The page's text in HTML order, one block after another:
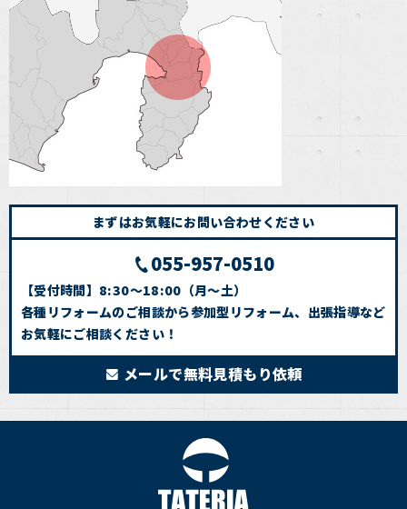
まずはお気軽にお問い合わせください
055-957-0510
【受付時間】8:30～18:00（月～土）
各種リフォームのご相談から参加型リフォーム、出張指導など
お気軽にご相談ください！
メールで無料見積もり依頼